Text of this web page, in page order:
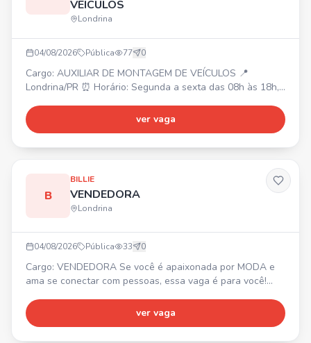
VEÍCULOS
Londrina
04/08/2026 Pública 77 0
Cargo: AUXILIAR DE MONTAGEM DE VEÍCULOS 📍
Londrina/PR ⏰ Horário: Segunda a sexta das 08h às 18h,
Requisitos: • Experiência com montagem/desmontagem de
veículos; • Conhecimento em funilaria será um diferencial;
ver vaga
B
BILLIE
VENDEDORA
Londrina
04/08/2026 Pública 33 0
Cargo: VENDEDORA Se você é apaixonada por MODA e
ama se conectar com pessoas, essa vaga é para você!
das tendências. ⚡ Seja proativa, tenha atitude, iniciativa e
goste de fazer acontecer. 👜 Tenha experiência com
ver vaga